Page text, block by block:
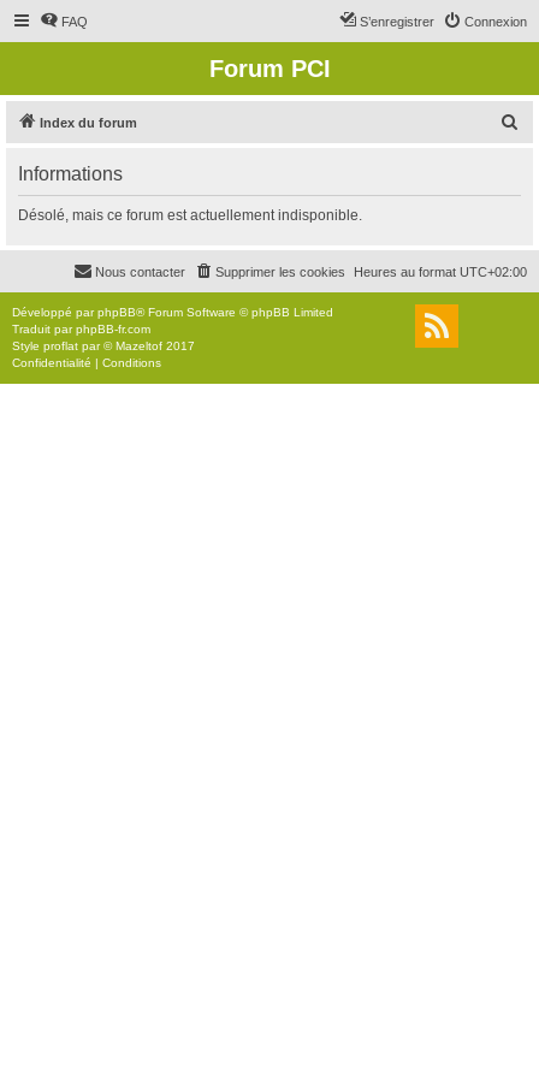
FAQ Connexion
S’enregistrer
Forum PCI
Index du forum
r
c
r
Informations
Désolé, mais ce forum est actuellement indisponible.
Heures au format UTC+02:00
Supprimer les cookies
Nous contacter
Développé parphpBB® Forum Software © phpBB Limited
Traduit parphpBB-fr.com
Style proflat par ©Mazeltof 2017
Confidentialité | Conditions